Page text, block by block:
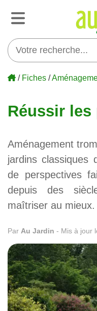
/ Fiches /
Réussir les
Aménagement
jardins classiques
de perspectives
depuis des
maîtriser au mieux.
Par Au Jardin - Mis à jour